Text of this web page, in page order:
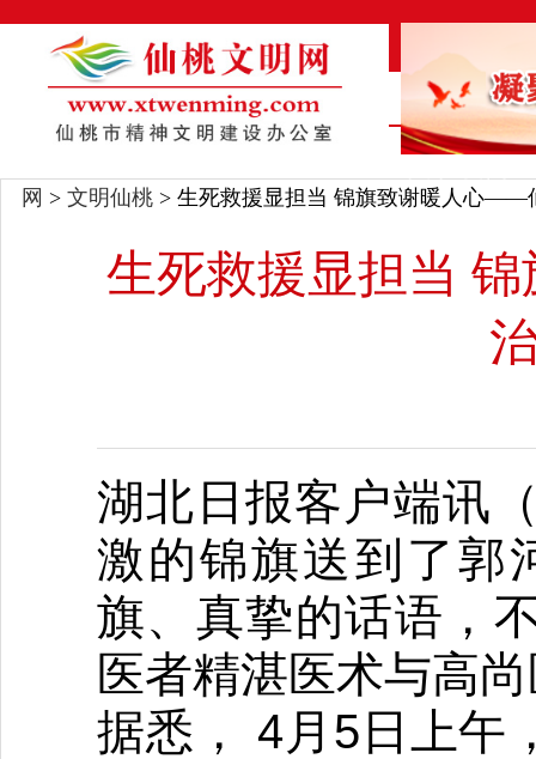
头条·要闻
网 > 文明仙桃 > 生死救援显担当 锦旗致谢暖人心——
生死救援显担当
湖北日报客户端讯
激的锦旗送到了郭
旗、真挚的话语，
医者精湛医术与高
据悉， 4月5日上午